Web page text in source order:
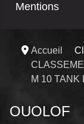
Mentions
Accueil
M 10 TANK